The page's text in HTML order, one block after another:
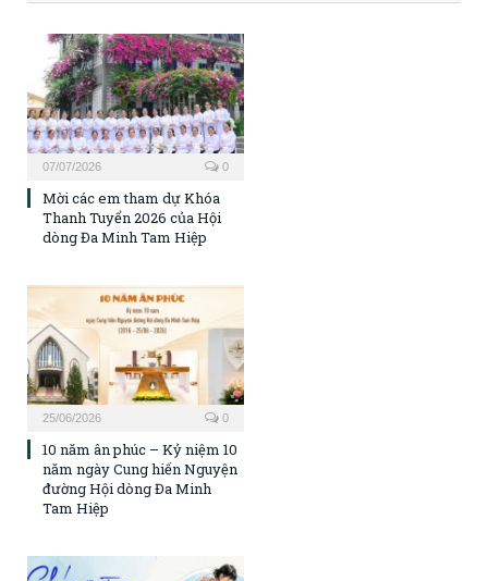
07/07/2026 0
Mời các em tham dự Khóa
Thanh Tuyển 2026 của Hội
dòng Đa Minh Tam Hiệp
25/06/2026 0
10 năm ân phúc – Kỷ niệm 10
năm ngày Cung hiến Nguyện
đường Hội dòng Đa Minh
Tam Hiệp